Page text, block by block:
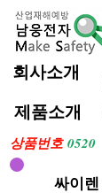
회사소개
제품소개
상품번호0520
싸이